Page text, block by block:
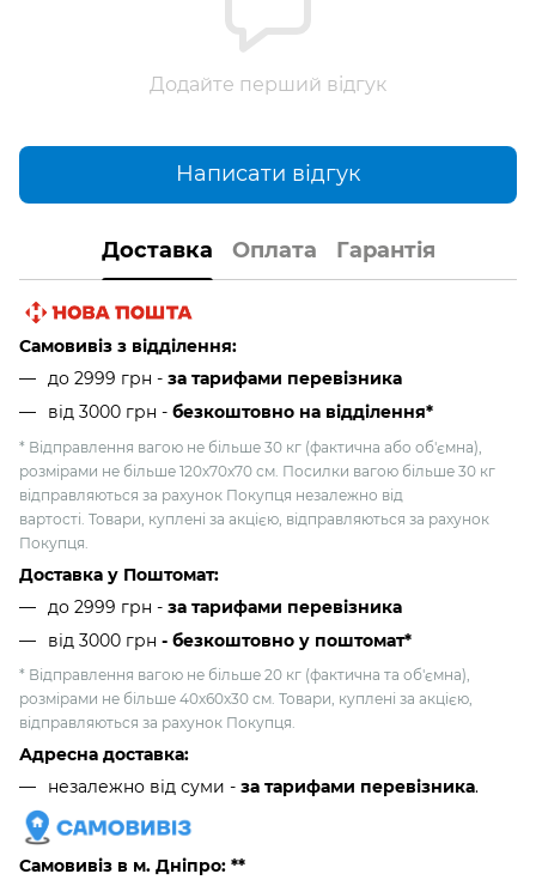
Додайте перший відгук
Написати відгук
Доставка Оплата Гарантія
Самовивіз з відділення:
до 2999 грн - за тарифами перевізника
від 3000 грн - безкоштовно на відділення*
* Відправлення вагою не більше 30 кг (фактична або об'ємна),
розмірами не більше 120х70х70 см. Посилки вагою більше 30 кг
відправляються за рахунок Покупця незалежно від
вартості. Товари, куплені за акцією, відправляються за рахунок
Покупця.
Доставка у Поштомат:
до 2999 грн - за тарифами перевізника
від 3000 грн - безкоштовно у поштомат*
* Відправлення вагою не більше 20 кг (фактична та об'ємна),
розмірами не більше 40х60х30 см. Товари, куплені за акцією,
відправляються за рахунок Покупця.
Адресна доставка:
незалежно від суми - за тарифами перевізника.
Самовивіз в м. Дніпро: **